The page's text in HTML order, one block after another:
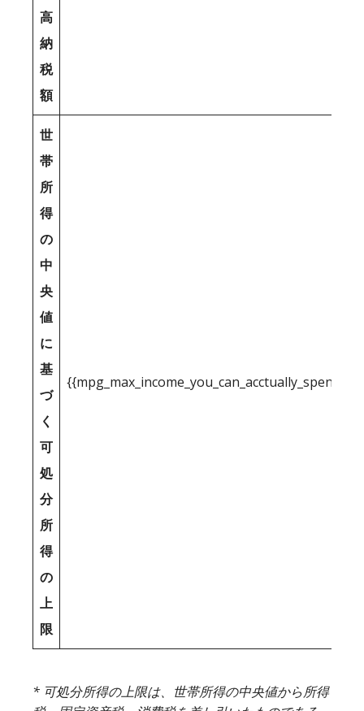
高
納
税
額
世
帯
所
得
の
中
央
値
に
基
づ
く
可
処
分
所
得
の
上
限
* 可処分所得の上限は、世帯所得の中央値から所得